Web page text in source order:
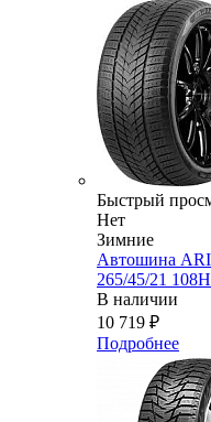
Быстрый
Нет
Зимние
Автошина
265/45/21
В наличии
10 719 ₽
Подробнее